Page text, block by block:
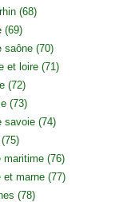
(68)
(69)
saône (70)
et loire (71)
(72)
(73)
savoie (74)
maritime (76)
et marne (77)
(78)